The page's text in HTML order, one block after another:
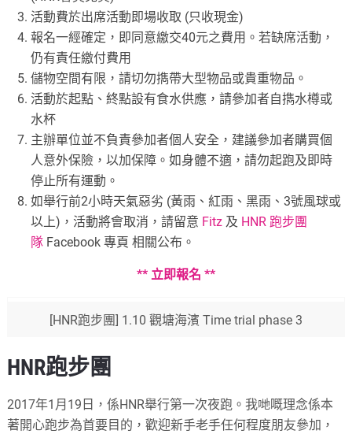
活動費於出席活動即場收取 (只收現金)
報名一經確定，即同意繳交40元之費用。若缺席活動，
仍有責任繳付費用
儲物空間有限，請切勿擕帶大型物品或貴重物品。
活動於起點、終點設有食水供應，請參加者自擕水樽或
水杯
主辦單位並不負責參加者個人安全，建議參加者購買個
人意外保險，以加保障。如身體不適，請勿起跑及即時
停止所有運動。
如舉行前2小時天氣惡劣 (黃雨、紅雨、黑雨、3號風球或
以上)，活動將會取消，請留意 Fitz 及 HNR 跑步團
隊 Facebook 專頁 相關公布。
** 立即報名 **
[HNR跑步團] 1.10 觀塘海濱 Time trial phase 3
HNR跑步團
2017年1月19日，係HNR舉行第一次夜跑。我哋嘅理念係本
著開心跑步為首要目的，歡迎新手老手任何程度朋友參加，